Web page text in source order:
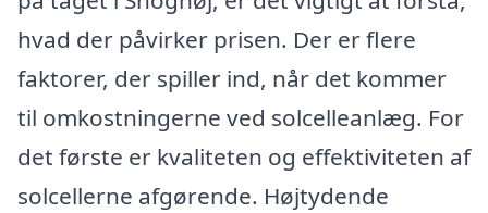
hvad der påvirker prisen. Der er flere
faktorer, der spiller ind, når det kommer
til omkostningerne ved solcelleanlæg. For
det første er kvaliteten og effektiviteten af
solcellerne afgørende. Højtydende